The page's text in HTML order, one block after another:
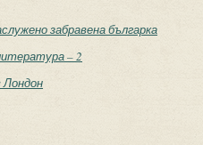
забравена българка
– 2
Лондон